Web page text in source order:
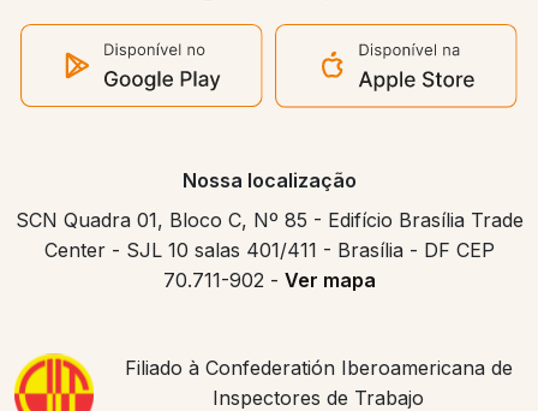
Nossa localização
SCN Quadra 01, Bloco C, Nº 85 - Edifício Brasília Trade
Center - SJL 10 salas 401/411 - Brasília - DF CEP
70.711-902 - Ver mapa
Filiado à Confederatión Iberoamericana de
Inspectores de Trabajo